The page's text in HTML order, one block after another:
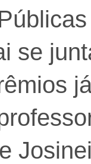
se